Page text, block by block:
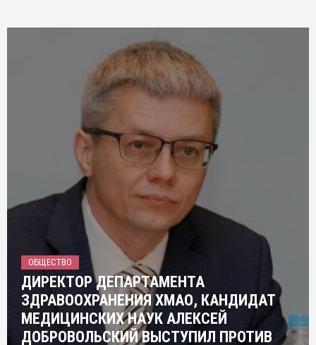
ОБЩЕСТВО
ДИРЕКТОР ДЕПАРТАМЕНТА
ЗДРАВООХРАНЕНИЯ ХМАО, КАНДИДАТ
МЕДИЦИНСКИХ НАУК АЛЕКСЕЙ
ДОБРОВОЛЬСКИЙ ВЫСТУПИЛ ПРОТИВ